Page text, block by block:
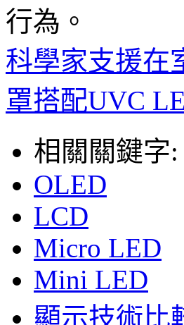
行為。
科學家支援在
罩搭配UVC
相關關鍵字:
OLED
LCD
Micro LED
Mini LED
顯示技術比